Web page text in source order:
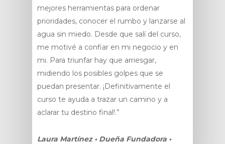
mejores herramientas para ordenar
prioridades, conocer el rumbo y lanzarse al
agua sin miedo. Desde que salí del curso,
me motivé a confiar en mi negocio y en
mi. Para triunfar hay que arriesgar,
midiendo los posibles golpes que se
puedan presentar. ¡Definitivamente el
curso te ayuda a trazar un camino y a
aclarar tu destino final!.”
Laura Martínez • Dueña Fundadora •